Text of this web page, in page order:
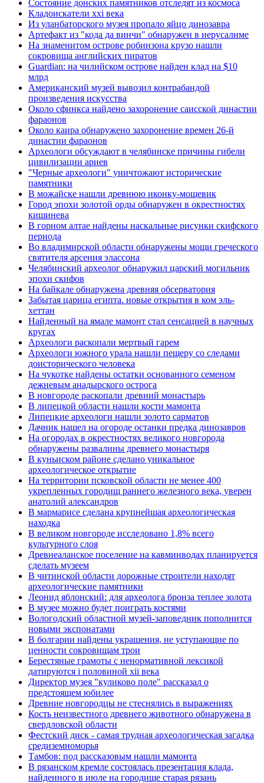
Состояние донских памятников отследят из космоса
Кладоискатели xxi века
Из уланбаторского музея пропало яйцо динозавра
Артефакт из "кода да винчи" обнаружен в иерусалиме
На знаменитом острове робинзона крузо нашли
сокровища английских пиратов
Guardian: на чилийском острове найден клад на $10
млрд
Американский музей вывозил контрабандой
произведения искусства
Около сфинкса найдено захоронение саисской династии
фараонов
Около каира обнаружено захоронение времен 26-й
династии фараонов
Археологи обсуждают в челябинске причины гибели
цивилизации ариев
"Черные археологи" уничтожают исторические
памятники
В можайске нашли древнюю иконку-мощевик
Город эпохи золотой орды обнаружен в окрестностях
кишинева
В горном алтае найдены наскальные рисунки скифского
периода
Во владимирской области обнаружены мощи греческого
святителя арсения элассона
Челябинский археолог обнаружил царский могильник
эпохи скифов
На байкале обнаружена древняя обсерватория
Забытая царица египта. новые открытия в ком эль-
хеттан
Найденный на ямале мамонт стал сенсацией в научных
кругах
Археологи раскопали мертвый гарем
Археологи южного урала нашли пещеру со следами
доисторического человека
На чукотке найдены остатки основанного семеном
дежневым анадырского острога
В новгороде раскопали древний монастырь
В липецкой области нашли кости мамонта
Липецкие археологи нашли золото сарматов
Дачник нашел на огороде останки предка динозавров
На огородах в окрестностях великого новгорода
обнаружены развалины древнего монастыря
В куньиском районе сделано уникальное
археологическое открытие
На территории псковской области не менее 400
укрепленных городищ раннего железного века, уверен
анатолий александров
В мармарисе сделана крупнейшая археологическая
находка
В великом новгороде исследовано 1,8% всего
культурного слоя
Древнеаланское поселение на кавминводах планируется
сделать музеем
В читинской области дорожные строители находят
археологические памятники
Леонид яблонский: для археолога бронза теплее золота
В музее можно будет поиграть костями
Вологодский областной музей-заповедник пополнится
новыми экспонатами
В болгарии найдены украшения, не уступающие по
ценности сокровищам трои
Берестяные грамоты с ненормативной лексикой
датируются i половиной xii века
Директор музея "куликово поле" рассказал о
предстоящем юбилее
Древние новгородцы не стеснялись в выражениях
Кость неизвестного древнего животного обнаружена в
свердловской области
Фестский диск - самая трудная археологическая загадка
средиземноморья
Тамбов: под рассказовым нашли мамонта
В рязанском кремле состоялась презентация клада,
найденного в июле на городище старая рязань